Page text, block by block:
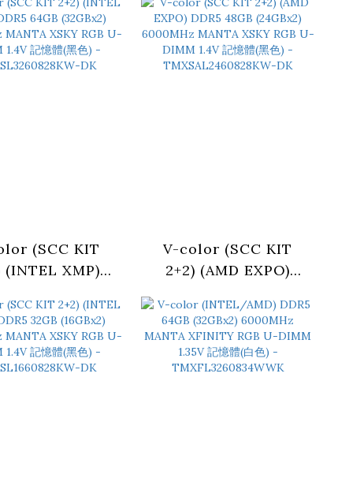
6000MHz MANTA
XSKY U-DIMM 1.35V
記憶體(黑色) -
TMXSO3260834KKK
(SCC KIT
(INTEL XMP)
MANTA
RGB U-DIMM
記憶體(黑色) -
V-color (SCC KIT
2+2) (AMD EXPO)
6000MHz MANTA
XSKY RGB U-DIMM
1.4V 記憶體(黑色) -
TMXSAL2460828KW-